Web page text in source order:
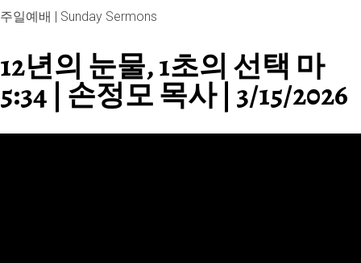
주일예배 | Sunday Sermons
12년의 눈물, 1초의 선택 마
5:34 | 손정모 목사 | 3/15/2026